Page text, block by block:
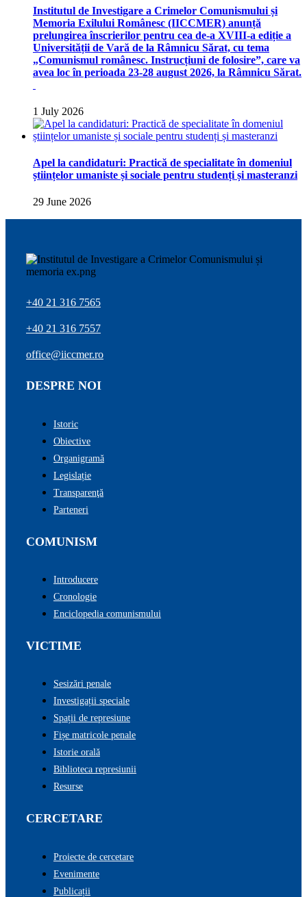
Institutul de Investigare a Crimelor Comunismului și
Memoria Exilului Românesc (IICCMER) anunță
prelungirea înscrierilor pentru cea de-a XVIII-a ediție a
Universității de Vară de la Râmnicu Sărat, cu tema
„Comunismul românesc. Instrucțiuni de folosire”, care va
avea loc în perioada 23-28 august 2026, la Râmnicu Sărat.
1 July 2026
Apel la candidaturi: Practică de specialitate în domeniul
științelor umaniste și sociale pentru studenți și masteranzi
29 June 2026
+40 21 316 7565
+40 21 316 7557
office@iiccmer.ro
DESPRE NOI
Istoric
Obiective
Organigramă
Legislație
Transparenţă
Parteneri
COMUNISM
Introducere
Cronologie
Enciclopedia comunismului
VICTIME
Sesizări penale
Investigații speciale
Spații de represiune
Fișe matricole penale
Istorie orală
Biblioteca represiunii
Resurse
CERCETARE
Proiecte de cercetare
Evenimente
Publicații